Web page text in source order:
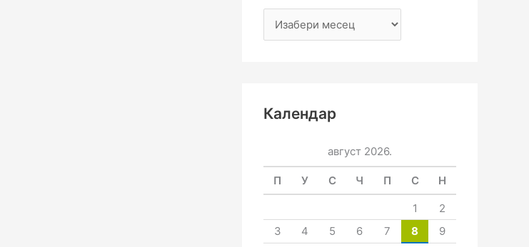
Календар
август 2026.
П У С Ч П С Н
1
2
3
4 5 6 7 8
9